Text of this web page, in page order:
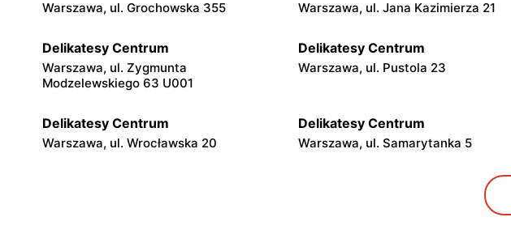
Warszawa, ul. Grochowska 355 Warszawa, ul. Jana Kazimierza 21
Delikatesy Centrum
Warszawa, ul. Zygmunta
Modzelewskiego 63 U001
Delikatesy Centrum
Warszawa, ul. Pustola 23
Delikatesy Centrum
Warszawa, ul. Wrocławska 20
Delikatesy Centrum
Warszawa, ul. Samarytanka 5
Warszawa, ul. Franciszka Kawy 44